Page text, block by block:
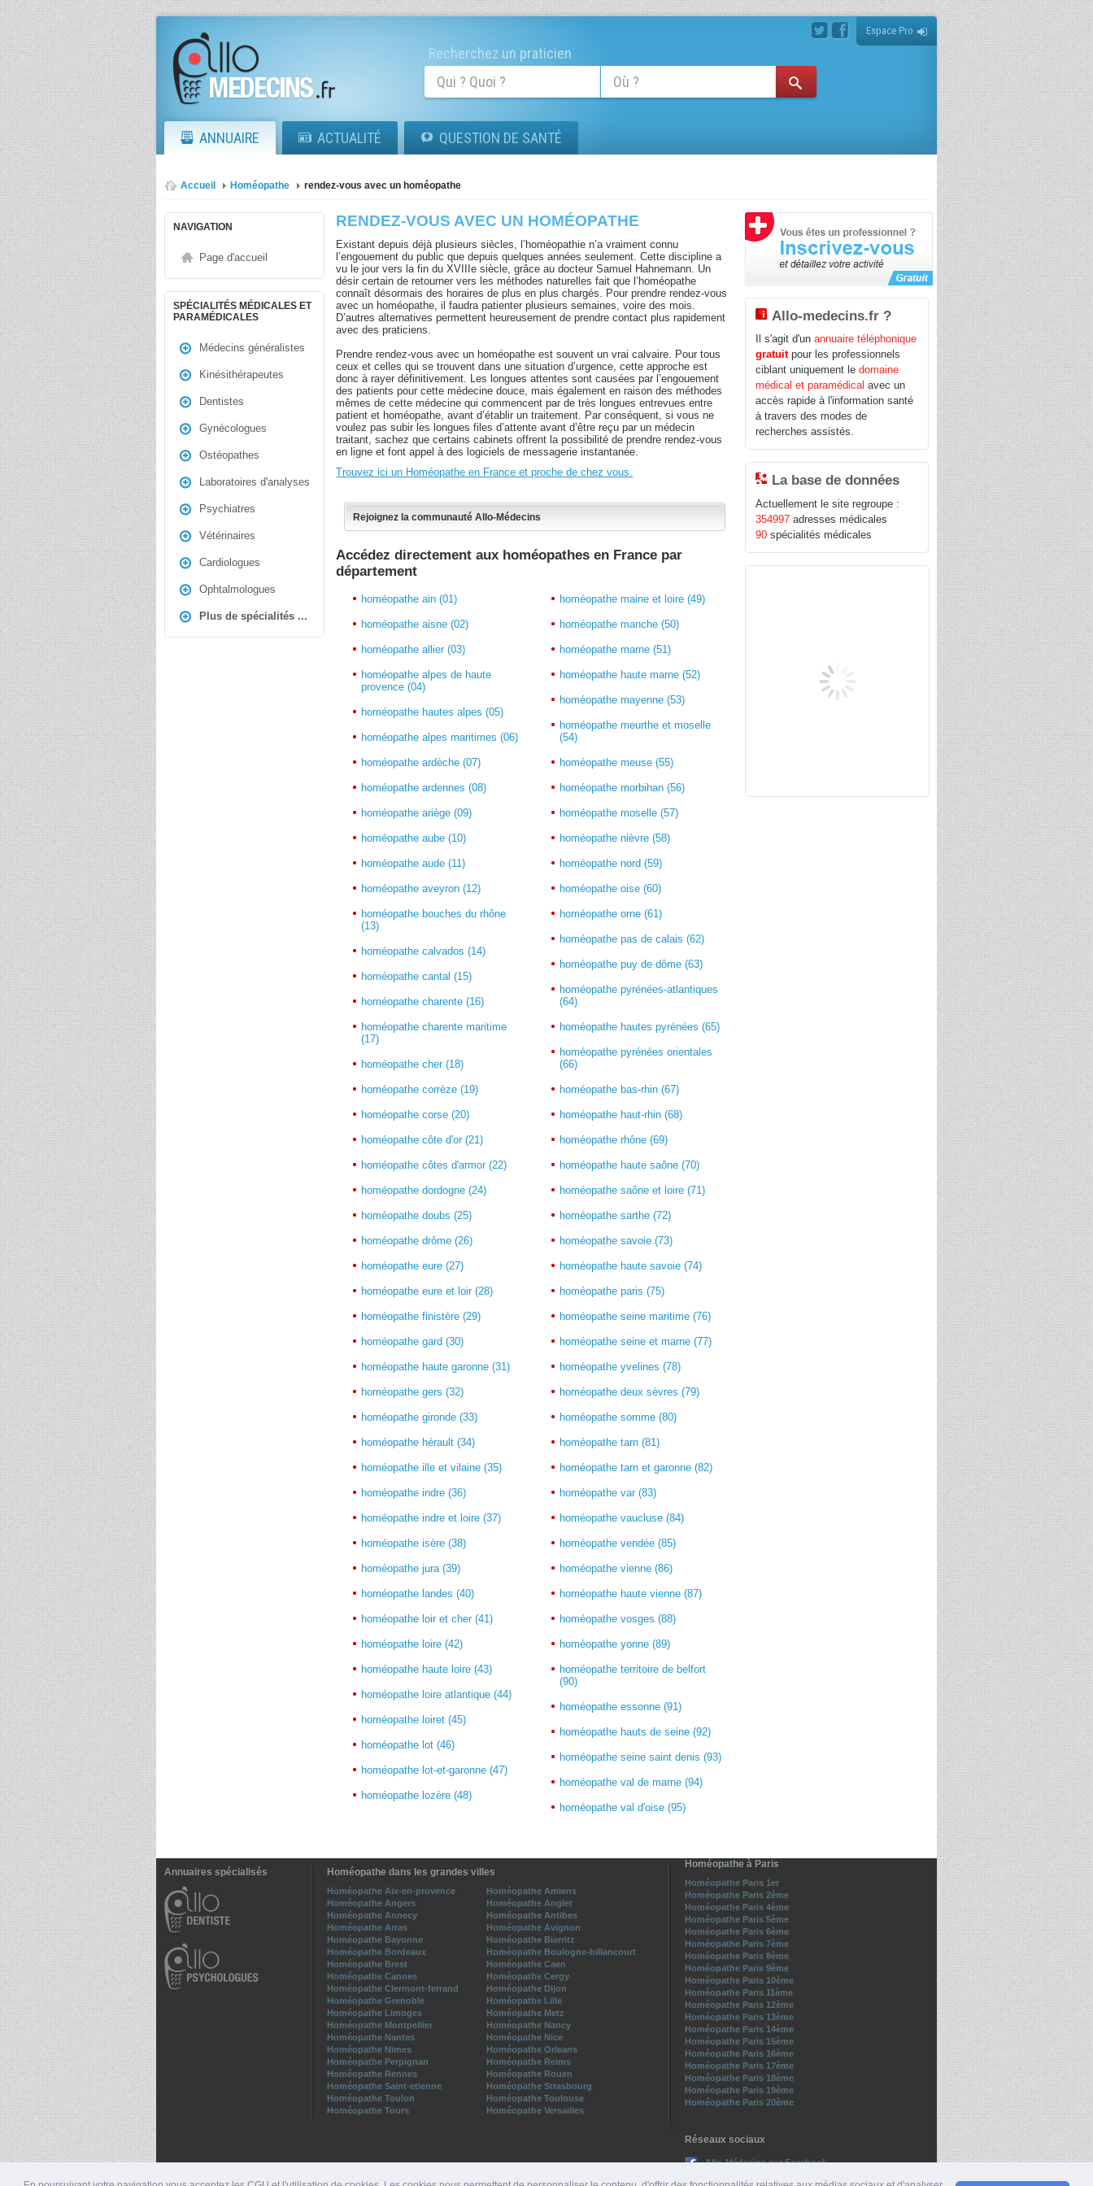
Espace Pro
Recherchez un praticien
ANNUAIRE ACTUALITÉ QUESTION DE SANTÉ
Accueil Homéopathe rendez-vous avec un homéopathe
NAVIGATION
Page d'accueil
SPÉCIALITÉS MÉDICALES ET
PARAMÉDICALES
Médecins généralistes
Kinésithérapeutes
Dentistes
Gynécologues
Ostéopathes
Laboratoires d'analyses
Psychiatres
Vétérinaires
Cardiologues
Ophtalmologues
Plus de spécialités ...
RENDEZ-VOUS AVEC UN HOMÉOPATHE
Existant depuis déjà plusieurs siècles, l’homéopathie n’a vraiment connu
l’engouement du public que depuis quelques années seulement. Cette discipline a
vu le jour vers la fin du XVIIIe siècle, grâce au docteur Samuel Hahnemann. Un
désir certain de retourner vers les méthodes naturelles fait que l’homéopathe
connaît désormais des horaires de plus en plus chargés. Pour prendre rendez-vous
avec un homéopathe, il faudra patienter plusieurs semaines, voire des mois.
D’autres alternatives permettent heureusement de prendre contact plus rapidement
avec des praticiens.
Prendre rendez-vous avec un homéopathe est souvent un vrai calvaire. Pour tous
ceux et celles qui se trouvent dans une situation d’urgence, cette approche est
donc à rayer définitivement. Les longues attentes sont causées par l’engouement
des patients pour cette médecine douce, mais également en raison des méthodes
mêmes de cette médecine qui commencent par de très longues entrevues entre
patient et homéopathe, avant d’établir un traitement. Par conséquent, si vous ne
voulez pas subir les longues files d’attente avant d’être reçu par un médecin
traitant, sachez que certains cabinets offrent la possibilité de prendre rendez-vous
en ligne et font appel à des logiciels de messagerie instantanée.
Trouvez ici un Homéopathe en France et proche de chez vous.
Rejoignez la communauté Allo-Médecins
Accédez directement aux homéopathes en France par
département
homéopathe ain (01)
homéopathe aisne (02)
homéopathe allier (03)
homéopathe alpes de haute
provence (04)
homéopathe hautes alpes (05)
homéopathe alpes maritimes (06)
homéopathe ardèche (07)
homéopathe ardennes (08)
homéopathe ariège (09)
homéopathe aube (10)
homéopathe aude (11)
homéopathe aveyron (12)
homéopathe bouches du rhône
(13)
homéopathe calvados (14)
homéopathe cantal (15)
homéopathe charente (16)
homéopathe charente maritime
(17)
homéopathe cher (18)
homéopathe corrèze (19)
homéopathe corse (20)
homéopathe côte d'or (21)
homéopathe côtes d'armor (22)
homéopathe dordogne (24)
homéopathe doubs (25)
homéopathe drôme (26)
homéopathe eure (27)
homéopathe eure et loir (28)
homéopathe finistère (29)
homéopathe gard (30)
homéopathe haute garonne (31)
homéopathe gers (32)
homéopathe gironde (33)
homéopathe hérault (34)
homéopathe ille et vilaine (35)
homéopathe indre (36)
homéopathe indre et loire (37)
homéopathe isère (38)
homéopathe jura (39)
homéopathe landes (40)
homéopathe loir et cher (41)
homéopathe loire (42)
homéopathe haute loire (43)
homéopathe loire atlantique (44)
homéopathe loiret (45)
homéopathe lot (46)
homéopathe lot-et-garonne (47)
homéopathe lozère (48)
homéopathe maine et loire (49)
homéopathe manche (50)
homéopathe marne (51)
homéopathe haute marne (52)
homéopathe mayenne (53)
homéopathe meurthe et moselle
(54)
homéopathe meuse (55)
homéopathe morbihan (56)
homéopathe moselle (57)
homéopathe nièvre (58)
homéopathe nord (59)
homéopathe oise (60)
homéopathe orne (61)
homéopathe pas de calais (62)
homéopathe puy de dôme (63)
homéopathe pyrénées-atlantiques
(64)
homéopathe hautes pyrénées (65)
homéopathe pyrénées orientales
(66)
homéopathe bas-rhin (67)
homéopathe haut-rhin (68)
homéopathe rhône (69)
homéopathe haute saône (70)
homéopathe saône et loire (71)
homéopathe sarthe (72)
homéopathe savoie (73)
homéopathe haute savoie (74)
homéopathe paris (75)
homéopathe seine maritime (76)
homéopathe seine et marne (77)
homéopathe yvelines (78)
homéopathe deux sèvres (79)
homéopathe somme (80)
homéopathe tarn (81)
homéopathe tarn et garonne (82)
homéopathe var (83)
homéopathe vaucluse (84)
homéopathe vendée (85)
homéopathe vienne (86)
homéopathe haute vienne (87)
homéopathe vosges (88)
homéopathe yonne (89)
homéopathe territoire de belfort
(90)
homéopathe essonne (91)
homéopathe hauts de seine (92)
homéopathe seine saint denis (93)
homéopathe val de marne (94)
homéopathe val d'oise (95)
Allo-medecins.fr ?
Il s'agit d'unannuaire téléphonique
gratuitpour les professionnels
ciblant uniquement ledomaine
médical et paramédical avec un
accès rapide à l'information santé
à travers des modes de
recherches assistés.
La base de données
Actuellement le site regroupe :
354997 adresses médicales
90 spécialités médicales
Annuaires spécialisés Homéopathe dans les grandes villes
Homéopathe Aix-en-provence
Homéopathe Amiens
Homéopathe Angers
Homéopathe Anglet
Homéopathe Annecy
Homéopathe Antibes
Homéopathe Arras
Homéopathe Avignon
Homéopathe Bayonne
Homéopathe Biarritz
Homéopathe Bordeaux
Homéopathe Boulogne-billancourt
Homéopathe Brest
Homéopathe Caen
Homéopathe Cannes
Homéopathe Cergy
Homéopathe Clermont-ferrand
Homéopathe Dijon
Homéopathe Grenoble
Homéopathe Lille
Homéopathe Limoges
Homéopathe Metz
Homéopathe Montpellier
Homéopathe Nancy
Homéopathe Nantes
Homéopathe Nice
Homéopathe Nimes
Homéopathe Orleans
Homéopathe Perpignan
Homéopathe Reims
Homéopathe Rennes
Homéopathe Rouen
Homéopathe Saint-etienne
Homéopathe Strasbourg
Homéopathe Toulon
Homéopathe Toulouse
Homéopathe Tours
Homéopathe Versailles
Homéopathe à Paris
Homéopathe Paris 1er
Homéopathe Paris 2ème
Homéopathe Paris 4ème
Homéopathe Paris 5ème
Homéopathe Paris 6ème
Homéopathe Paris 7ème
Homéopathe Paris 8ème
Homéopathe Paris 9ème
Homéopathe Paris 10ème
Homéopathe Paris 11ème
Homéopathe Paris 12ème
Homéopathe Paris 13ème
Homéopathe Paris 14ème
Homéopathe Paris 15ème
Homéopathe Paris 16ème
Homéopathe Paris 17ème
Homéopathe Paris 18ème
Homéopathe Paris 19ème
Homéopathe Paris 20ème
Réseaux sociaux
Allo-Médecins sur Facebook
Suivez-nous sur Twitter